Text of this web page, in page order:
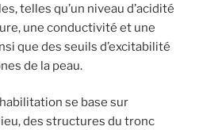
telles qu’un niveau d’acidité
une conductivité et une
que des seuils d’excitabilité
de la peau.
se base sur
des structures du tronc